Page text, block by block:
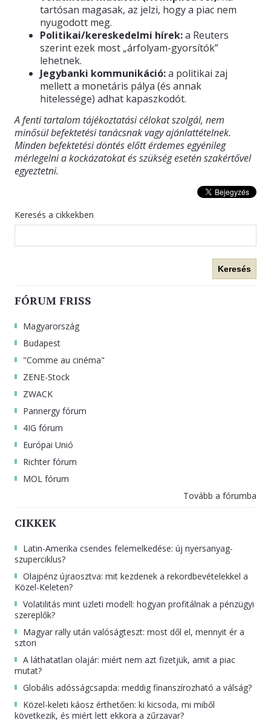
tartósan magasak, az jelzi, hogy a piac nem
nyugodott meg.
Politikai/kereskedelmi hírek:a Reuters
szerint ezek most „árfolyam-gyorsítók”
lehetnek.
Jegybanki kommunikáció:a politikai zaj
mellett a monetáris pálya (és annak
hitelessége) adhat kapaszkodót.
A fenti tartalom tájékoztatási célokat szolgál, nem
minősül befektetési tanácsnak vagy ajánlattételnek.
Minden befektetési döntés előtt érdemes egyénileg
mérlegelni a kockázatokat és szükség esetén szakértővel
egyeztetni.
Keresés a cikkekben
Keresés
FÓRUM FRISS
Magyarország
Budapest
"Comme au cinéma"
ZENE-Stock
ZWACK
Pannergy fórum
4IG fórum
Európai Unió
Richter fórum
MOL fórum
Tovább a fórumba
CIKKEK
Latin-Amerika csendes felemelkedése: új nyersanyag-
szuperciklus?
Olajpénz újraosztva: mit kezdenek a rekordbevételekkel a
Közel-Keleten?
Volatilitás mint üzleti modell: hogyan profitálnak a pénzügyi
szereplők?
Magyar rally után valóságteszt: most dől el, mennyit ér a
sztori
A láthatatlan olajár: miért nem azt fizetjük, amit a piac
mutat?
Globális adósságcsapda: meddig finanszírozható a válság?
Közel-keleti káosz érthetően: ki kicsoda, mi miből
következik, és miért lett ekkora a zűrzavar?